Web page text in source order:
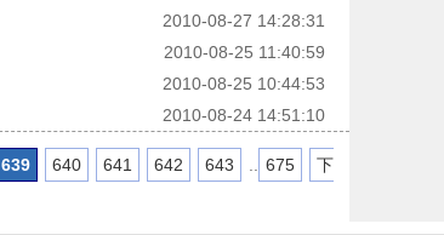
2010-08-27 14:28:31
2010-08-25 11:40:59
2010-08-25 10:44:53
2010-08-24 14:51:10
639 640 641 642 643 675
下